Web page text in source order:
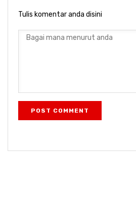
Tulis komentar anda disini
POST COMMENT